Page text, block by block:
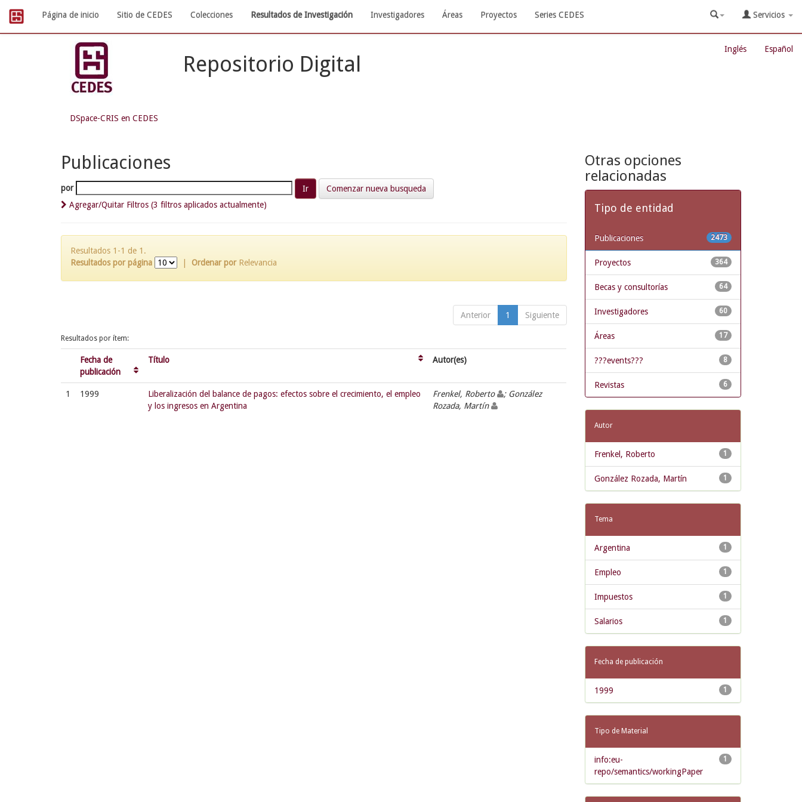
navigation
Página de inicio Sitio de CEDES Colecciones Resultados de Investigación Investigadores Áreas Proyectos Series CEDES Servicios
Inglés Español
Repositorio Digital
DSpace-CRIS en CEDES
Publicaciones
por
Comenzar nueva busqueda
Agregar/Quitar Filtros (3 filtros aplicados actualmente)
Resultados 1-1 de 1.
Resultados por página
Ordenar por Relevancia
Anterior 1 Siguiente
Resultados por ítem:
Fecha de
publicación
Título Autor(es)
1 1999
Liberalización del balance de pagos: efectos sobre el crecimiento, el empleo
y los ingresos en Argentina
Frenkel, Roberto
; González
Rozada, Martín
Otras opciones
relacionadas
Tipo de entidad
2473
Publicaciones
364
Proyectos
64
Becas y consultorías
60
Investigadores
17
Áreas
8
???events???
6
Revistas
Autor
1
Frenkel, Roberto
1
González Rozada, Martín
Tema
1
Argentina
1
Empleo
1
Impuestos
1
Salarios
Fecha de publicación
1
1999
Tipo de Material
1
info:eu-
repo/semantics/workingPaper